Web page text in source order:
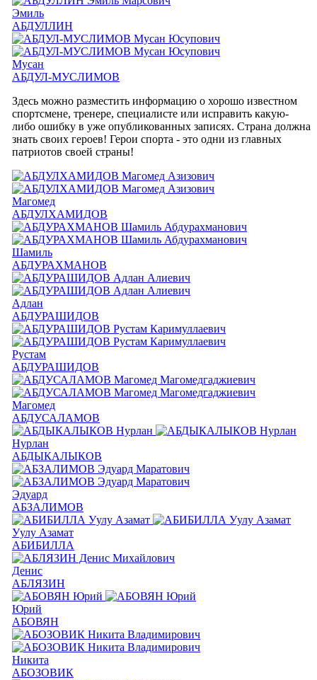
Эмиль
АБДУЛЛИН
Мусан
АБДУЛ-МУСЛИМОВ
Здесь можно разместить информацию о хорошо известном
спортсмене, тренере, специалисте или исправить какую-
либо ошибку в уже опубликованных записях. Страна должна
знать своих героев! Герои спорта - это одни из главных
патриотов своей страны!
Магомед
АБДУЛХАМИДОВ
Шамиль
АБДУРАХМАНОВ
Адлан
АБДУРАШИДОВ
Рустам
АБДУРАШИДОВ
Магомед
АБДУСАЛАМОВ
Нурлан
АБДЫКАЛЫКОВ
Эдуард
АБЗАЛИМОВ
Уулу Азамат
АБИБИЛЛА
Денис
АБЛЯЗИН
Юрий
АБОВЯН
Никита
АБОЗОВИК